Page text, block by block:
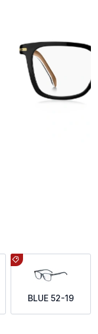
BLUE 52-19